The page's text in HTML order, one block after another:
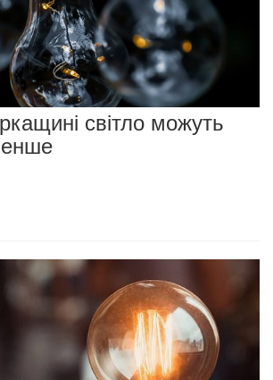
світло можуть